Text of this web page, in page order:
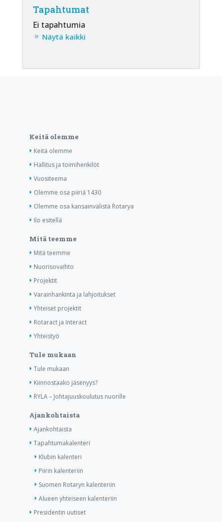
Tapahtumat
Ei tapahtumia
Näytä kaikki
Keitä olemme
Keitä olemme
Hallitus ja toimihenkilöt
Vuositeema
Olemme osa piiriä 1430
Olemme osa kansainvälistä Rotarya
Ilo esitellä
Mitä teemme
Mitä teemme
Nuorisovaihto
Projektit
Varainhankinta ja lahjoitukset
Yhteiset projektit
Rotaract ja Interact
Yhteistyö
Tule mukaan
Tule mukaan
Kiinnostaako jäsenyys?
RYLA – Johtajuuskoulutus nuorille
Ajankohtaista
Ajankohtaista
Tapahtumakalenteri
Klubin kalenteri
Piirin kalenteriin
Suomen Rotaryn kalenteriin
Alueen yhteiseen kalenteriin
Presidentin uutiset